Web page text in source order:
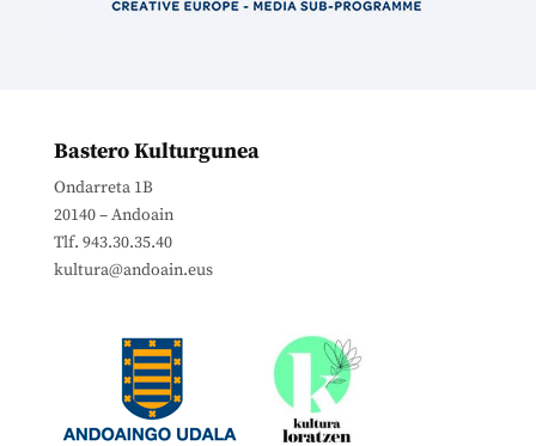
Bastero Kulturgunea
Ondarreta 1B
20140 – Andoain
Tlf. 943.30.35.40
kultura@andoain.eus